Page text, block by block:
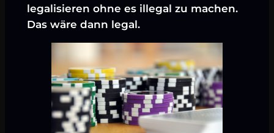
legalisieren ohne es illegal zu machen.
Das wäre dann legal.